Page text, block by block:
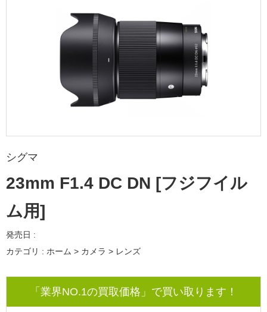
シグマ
23mm F1.4 DC DN [フジフイル
ム用]
発売日 :
カテゴリ : ホーム > カメラ > レンズ
「業界NO.1の買取価格」で買い取ります！